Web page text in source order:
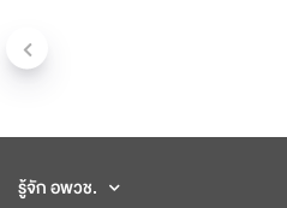
รู้จัก อพวช.